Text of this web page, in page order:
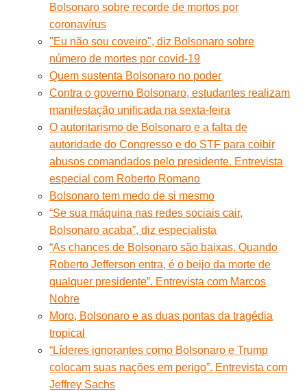
Bolsonaro sobre recorde de mortos por
coronavírus
"Eu não sou coveiro", diz Bolsonaro sobre
número de mortes por covid-19
Quem sustenta Bolsonaro no poder
Contra o governo Bolsonaro, estudantes realizam
manifestação unificada na sexta-feira
O autoritarismo de Bolsonaro e a falta de
autoridade do Congresso e do STF para coibir
abusos comandados pelo presidente. Entrevista
especial com Roberto Romano
Bolsonaro tem medo de si mesmo
“Se sua máquina nas redes sociais cair,
Bolsonaro acaba”, diz especialista
“As chances de Bolsonaro são baixas. Quando
Roberto Jefferson entra, é o beijo da morte de
qualquer presidente”. Entrevista com Marcos
Nobre
Moro, Bolsonaro e as duas pontas da tragédia
tropical
“Líderes ignorantes como Bolsonaro e Trump
colocam suas nações em perigo”. Entrevista com
Jeffrey Sachs